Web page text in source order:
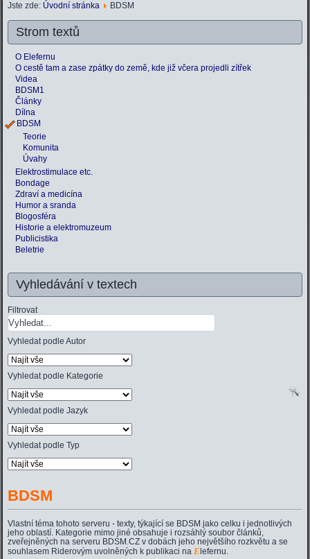
Jste zde: Úvodní stránka BDSM
Strom textů
O Elefernu
O cestě tam a zase zpátky do země, kde již včera projedli zítřek
Videa
BDSM1
Články
Dílna
BDSM
Teorie
Komunita
Úvahy
Elektrostimulace etc.
Bondage
Zdraví a medicína
Humor a sranda
Blogosféra
Historie a elektromuzeum
Publicistika
Beletrie
Vyhledávání v textech
Filtrovat
Vyhledat podle Autor
Vyhledat podle Kategorie
Vyhledat podle Jazyk
Vyhledat podle Typ
BDSM
Vlastní téma tohoto serveru - texty, týkající se BDSM jako celku i jednotlivých
jeho oblastí. Kategorie mimo jiné obsahuje i rozsáhlý soubor článků,
zveřejněných na serveru BDSM.CZ v dobách jeho největšího rozkvětu a se
souhlasem Riderovým uvolněných k publikaci naElefernu.